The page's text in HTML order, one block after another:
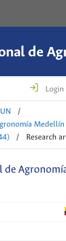
Login
/
Medellín
/ Research
de